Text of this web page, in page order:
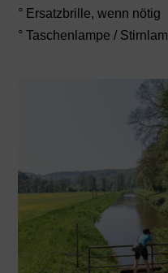
° Ersatzbrille, wenn nötig
° Taschenlampe /